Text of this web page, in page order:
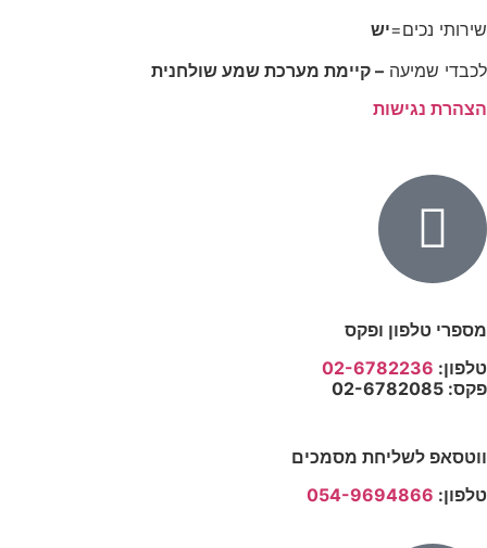
שירותי נכים=יש
לכבדי שמיעה – קיימת מערכת שמע שולחנית
הצהרת נגישות
מספרי טלפון ופקס
טלפון: 02-6782236
פקס: 02-6782085
ווטסאפ לשליחת מסמכים
טלפון: 054-9694866